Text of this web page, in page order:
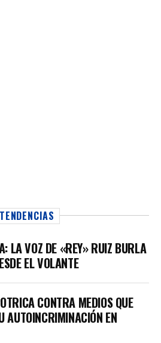
TENDENCIAS
LA VOZ DE «REY» RUIZ BURLA
EL VOLANTE
CONTRA MEDIOS QUE
AUTOINCRIMINACIÓN EN